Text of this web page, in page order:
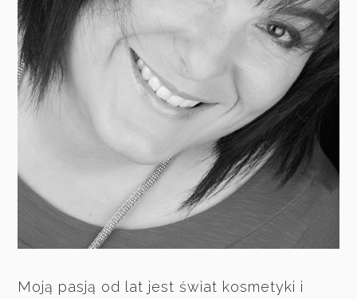
Moją pasją od lat jest świat kosmetyki i